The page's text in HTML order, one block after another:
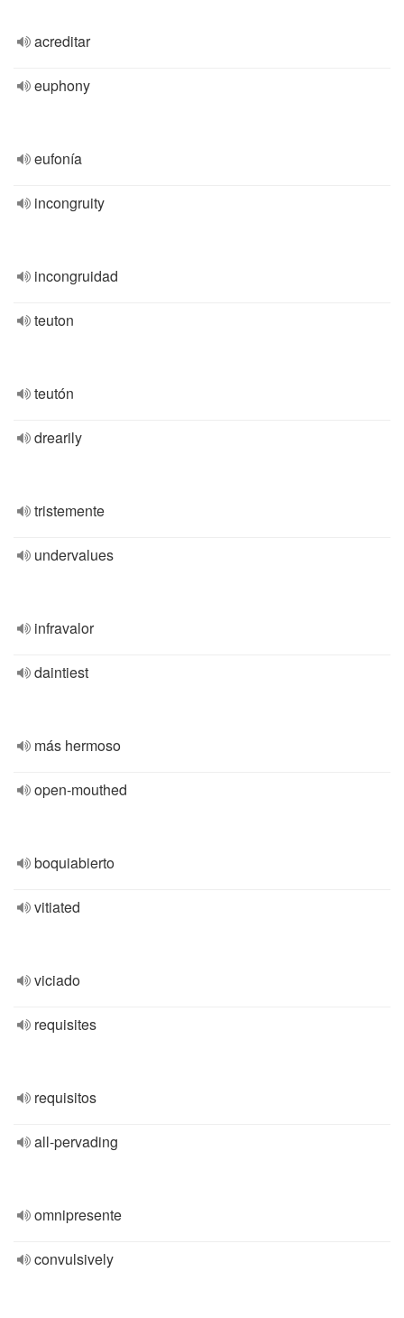
acreditar
euphony
eufonía
incongruity
incongruidad
teuton
teutón
drearily
tristemente
undervalues
infravalor
daintiest
más hermoso
open-mouthed
boquiabierto
vitiated
viciado
requisites
requisitos
all-pervading
omnipresente
convulsively